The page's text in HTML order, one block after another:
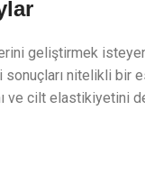
geliştirmek
nitelikli bir
ve cilt